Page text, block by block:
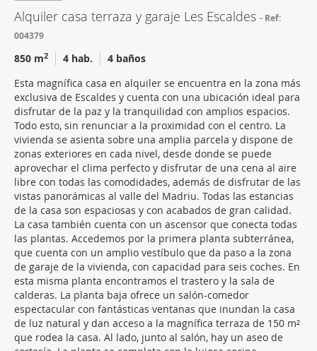
Alquiler casa terraza y garaje Les Escaldes
Ref:
004379
850 m2 4 hab.
4 baños
Esta magnífica casa en alquiler se encuentra en la zona más
exclusiva de Escaldes y cuenta con una ubicación ideal para
disfrutar de la paz y la tranquilidad con amplios espacios.
Todo esto, sin renunciar a la proximidad con el centro. La
vivienda se asienta sobre una amplia parcela y dispone de
zonas exteriores en cada nivel, desde donde se puede
aprovechar el clima perfecto y disfrutar de una cena al aire
libre con todas las comodidades, además de disfrutar de las
vistas panorámicas al valle del Madriu. Todas las estancias
de la casa son espaciosas y con acabados de gran calidad.
La casa también cuenta con un ascensor que conecta todas
las plantas. Accedemos por la primera planta subterránea,
que cuenta con un amplio vestíbulo que da paso a la zona
de garaje de la vivienda, con capacidad para seis coches. En
esta misma planta encontramos el trastero y la sala de
calderas. La planta baja ofrece un salón-comedor
espectacular con fantásticas ventanas que inundan la casa
de luz natural y dan acceso a la magnífica terraza de 150 m²
que rodea la casa. Al lado, junto al salón, hay un aseo de